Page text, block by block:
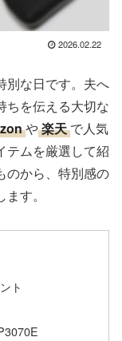
2026.02.22
別な日です。夫へ
ちを伝える大切な
や楽天 で人気
テムを厳選して紹
のから、特別感の
す。
ト